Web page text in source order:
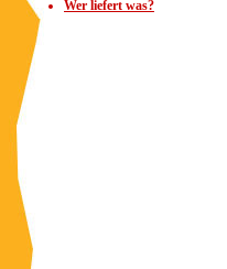
Wer liefert was?